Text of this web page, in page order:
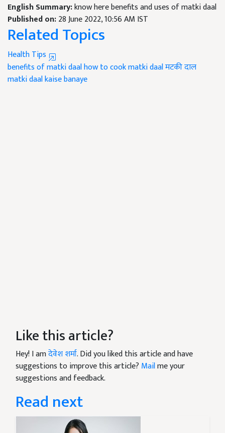
English Summary:know here benefits and uses of matki daal
Published on:28 June 2022, 10:56 AM IST
Related Topics
Health Tips
benefits of matki daalhow to cook matki daalमटकी दाल
matki daal kaise banaye
Like this article?
Hey! I amदेवेश शर्मा. Did you liked this article and have
suggestions to improve this article? Mailme your
suggestions and feedback.
Read next